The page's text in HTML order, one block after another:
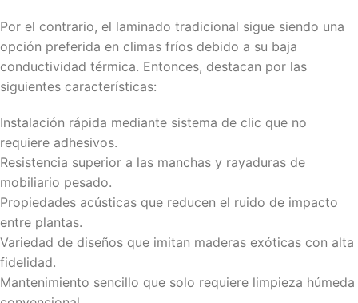
Por el contrario, el laminado tradicional sigue siendo una
opción preferida en climas fríos debido a su baja
conductividad térmica. Entonces, destacan por las
siguientes características:
Instalación rápida mediante sistema de clic que no
requiere adhesivos.
Resistencia superior a las manchas y rayaduras de
mobiliario pesado.
Propiedades acústicas que reducen el ruido de impacto
entre plantas.
Variedad de diseños que imitan maderas exóticas con alta
fidelidad.
Mantenimiento sencillo que solo requiere limpieza húmeda